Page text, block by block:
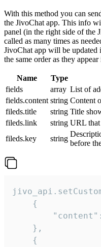
With this method you can
the JivoChat app. This info
panel (in the right side of the
called as many times as
JivoChat app will be updated
the same order as they
Name Type
fields
array List of
fields.content string Content
fileds.title
string Title
fileds.link
string URL that
fileds.key
string
before
    {
    },
    {